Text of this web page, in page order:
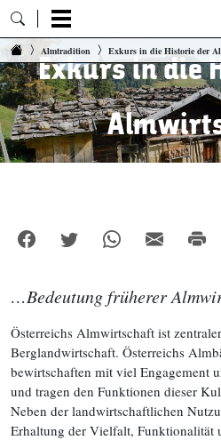
Zum Inhalt springen
Almtradition Exkurs in die Historie der
Exkurs in die
…Bedeutung früherer
Österreichs Almwirtschaft ist
Berglandwirtschaft. Österreichs
bewirtschaften mit viel Engagement
und tragen den Funktionen dieser
Neben der landwirtschaftlichen
Erhaltung der Vielfalt, Funktionalität